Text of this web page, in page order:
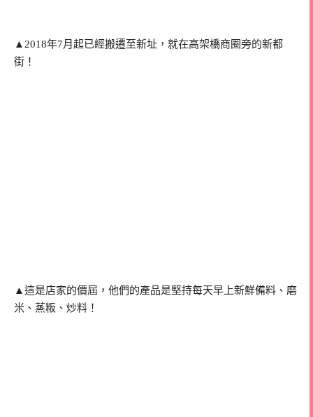
▲2018年7月起已經搬遷至新址，就在高架橋商圈旁的新都
街！
▲這是店家的價屆，他們的產品是堅持每天早上新鮮備料、磨
米、蒸粄、炒料！